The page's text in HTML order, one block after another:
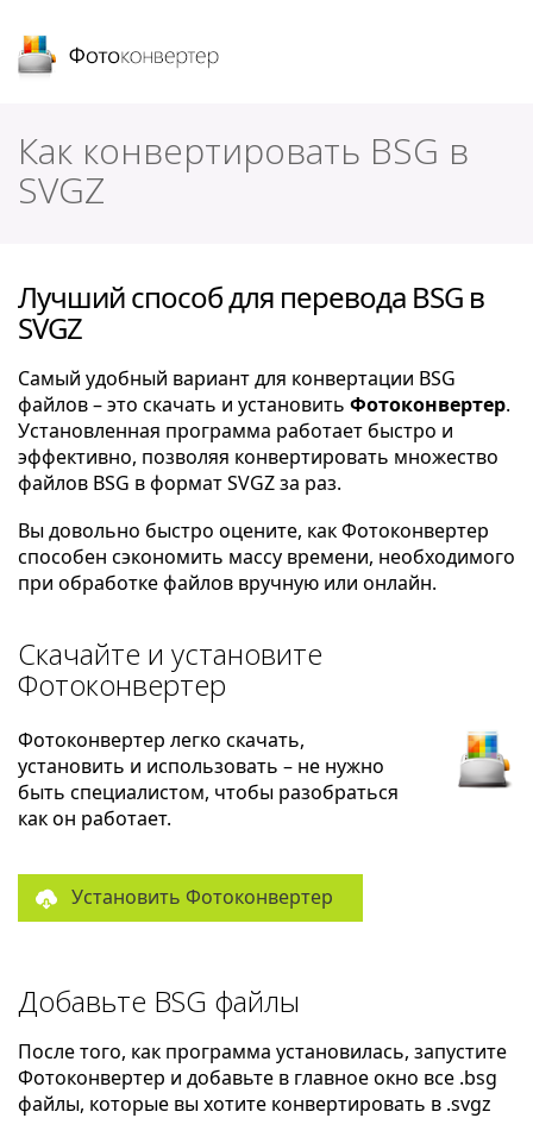
Как конвертировать BSG в
SVGZ
Лучший способ для перевода BSG в
SVGZ
Самый удобный вариант для конвертации BSG
файлов – это скачать и установить Фотоконвертер.
Установленная программа работает быстро и
эффективно, позволяя конвертировать множество
файлов BSG в формат SVGZ за раз.
Вы довольно быстро оцените, как Фотоконвертер
способен сэкономить массу времени, необходимого
при обработке файлов вручную или онлайн.
Скачайте и установите
Фотоконвертер
Фотоконвертер легко скачать,
установить и использовать – не нужно
быть специалистом, чтобы разобраться
как он работает.
Установить Фотоконвертер
Добавьте BSG файлы
После того, как программа установилась, запустите
Фотоконвертер и добавьте в главное окно все .bsg
файлы, которые вы хотите конвертировать в .svgz